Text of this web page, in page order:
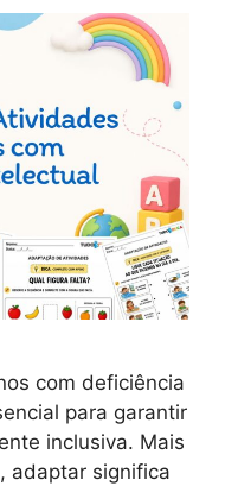
com deficiência
para garantir
inclusiva. Mais
adaptar significa